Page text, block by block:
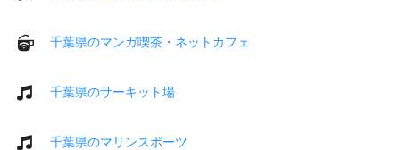
千葉県のマンガ喫茶・ネットカフェ
千葉県のサーキット場
千葉県のマリンスポーツ